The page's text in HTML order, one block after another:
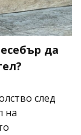
да
след
на